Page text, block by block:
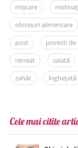
mișcare
obiceiuri alimentare
post
povesti de
retreat
salată
zahăr
înghețată
Cele mai citite